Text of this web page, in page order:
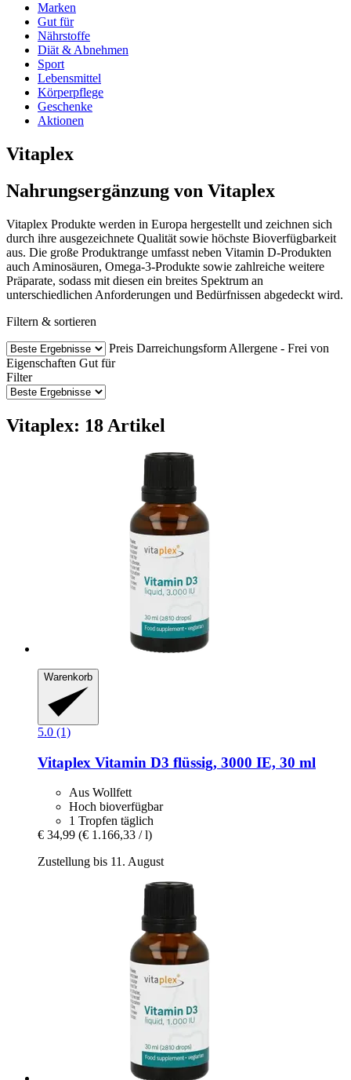
Marken
Gut für
Nährstoffe
Diät & Abnehmen
Sport
Lebensmittel
Körperpflege
Geschenke
Aktionen
Vitaplex
Nahrungsergänzung von Vitaplex
Vitaplex Produkte werden in Europa hergestellt und zeichnen sich
durch ihre ausgezeichnete Qualität sowie höchste Bioverfügbarkeit
aus. Die große Produktrange umfasst neben Vitamin D-Produkten
auch Aminosäuren, Omega-3-Produkte sowie zahlreiche weitere
Präparate, sodass mit diesen ein breites Spektrum an
unterschiedlichen Anforderungen und Bedürfnissen abgedeckt wird.
Filtern & sortieren
Preis Darreichungsform Allergene - Frei von
Eigenschaften Gut für
Filter
Vitaplex: 18 Artikel
Warenkorb
5.0 (1)
Vitaplex Vitamin D3 flüssig, 3000 IE, 30 ml
Aus Wollfett
Hoch bioverfügbar
1 Tropfen täglich
€ 34,99 (€ 1.166,33 / l)
Zustellung bis 11. August